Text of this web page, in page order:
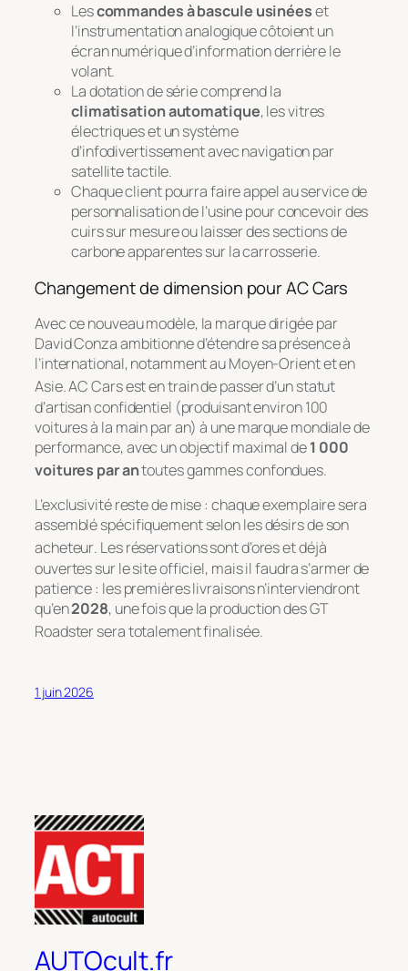
Lescommandes à bascule usinéeset
l’instrumentation analogique côtoient un
écran numérique d’information derrière le
volant.
La dotation de série comprend la
climatisation automatique, les vitres
électriques et un système
d’infodivertissement avec navigation par
satellite tactile.
Chaque client pourra faire appel au service de
personnalisation de l’usine pour concevoir des
cuirs sur mesure ou laisser des sections de
carbone apparentes sur la carrosserie.
Changement de dimension pour AC Cars
Avec ce nouveau modèle, la marque dirigée par
David Conza ambitionne d’étendre sa présence à
l’international, notamment au Moyen-Orient et en
Asie. AC Cars est en train de passer d’un statut
d’artisan confidentiel (produisant environ 100
voitures à la main par an) à une marque mondiale de
performance, avec un objectif maximal de1 000
voitures par antoutes gammes confondues.
L’exclusivité reste de mise : chaque exemplaire sera
assemblé spécifiquement selon les désirs de son
acheteur. Les réservations sont d’ores et déjà
ouvertes sur le site officiel, mais il faudra s’armer de
patience : les premières livraisons n’interviendront
qu’en2028, une fois que la production des GT
Roadster sera totalement finalisée.
1 juin 2026
AUTOcult.fr